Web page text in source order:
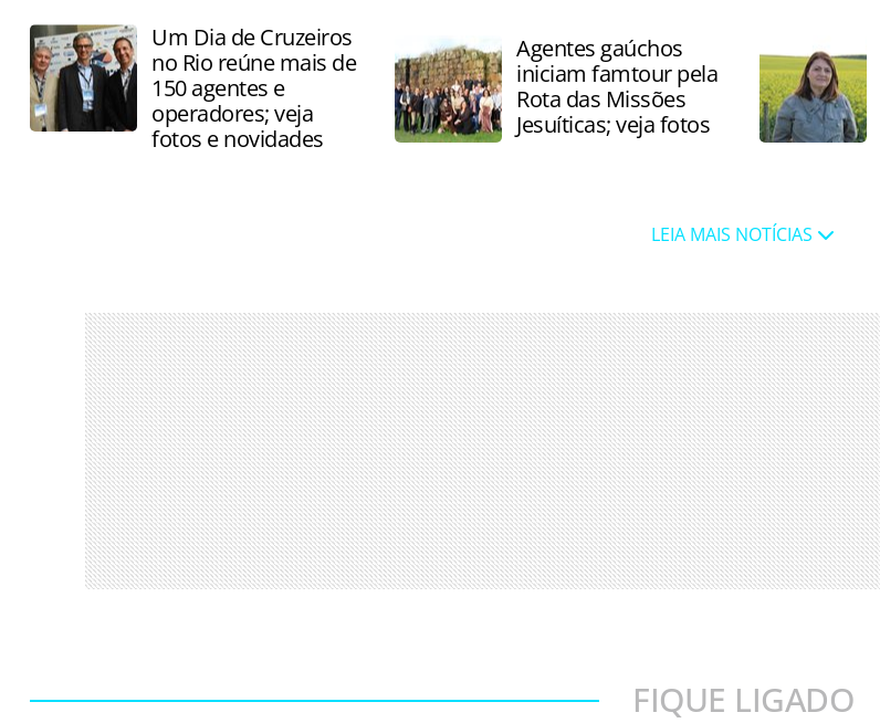
vendas e transforma 8 de agosto em
marco da integração ao TP Group
Um Dia de Cruzeiros
no Rio reúne mais de
150 agentes e
operadores; veja
fotos e novidades
Agentes gaúchos
iniciam famtour pela
Rota das Missões
Jesuíticas; veja fotos
LEIA MAIS NOTÍCIAS
FIQUE LIGADO